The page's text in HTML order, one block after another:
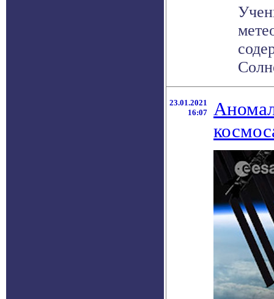
23.01.2021
16:07